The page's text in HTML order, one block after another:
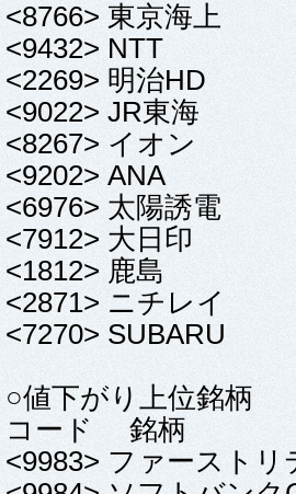
<8766> 東京
<9432>
<2269> 明治
<9022> JR東
<8267> イオ
<9202>
<6976> 太陽
<7912> 大日
<1812> 鹿
<2871> ニチ
<7270>
○値下がり上位銘柄
コード 銘柄 直
<9983> ファース